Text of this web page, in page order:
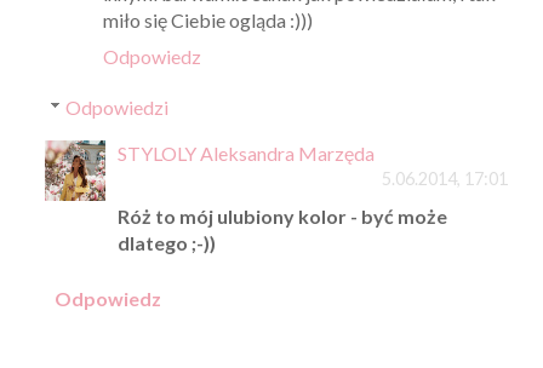
miło się Ciebie ogląda :)))
Odpowiedz
Odpowiedzi
STYLOLY Aleksandra Marzęda
5.06.2014, 17:01
Róż to mój ulubiony kolor - być może
dlatego ;-))
Odpowiedz